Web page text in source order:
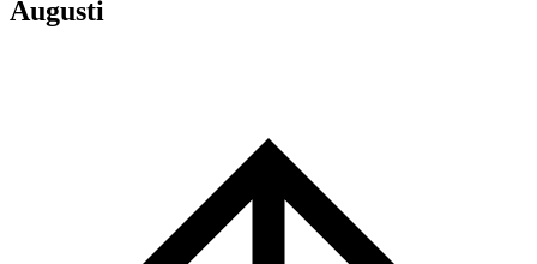
Augusti